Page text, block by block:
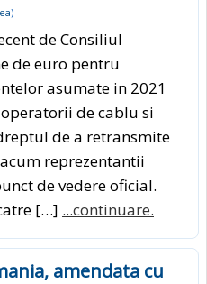
)
de Consiliul
de euro pentru
asumate in 2021
de cablu si
de a retransmite
reprezentantii
de vedere oficial.
[…] ...continuare.
amendata cu